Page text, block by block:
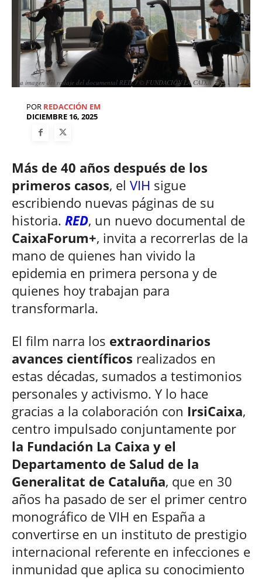
Una imagen del rodaje del documental RED. / © FUNDACIÓN LA CAIXA
POR REDACCIÓN EM
DICIEMBRE 16, 2025
Más de 40 años después de los
primeros casos, el VIH sigue
escribiendo nuevas páginas de su
historia. RED, un nuevo documental de
CaixaForum+, invita a recorrerlas de la
mano de quienes han vivido la
epidemia en primera persona y de
quienes hoy trabajan para
transformarla.
El film narra los extraordinarios
avances científicos realizados en
estas décadas, sumados a testimonios
personales y activismo. Y lo hace
gracias a la colaboración con IrsiCaixa,
centro impulsado conjuntamente por
la Fundación La Caixa y el
Departamento de Salud de la
Generalitat de Cataluña, que en 30
años ha pasado de ser el primer centro
monográfico de VIH en España a
convertirse en un instituto de prestigio
internacional referente en infecciones e
inmunidad que aplica su conocimiento